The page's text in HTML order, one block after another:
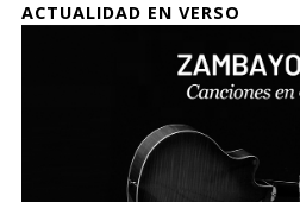
ACTUALIDAD EN VERSO